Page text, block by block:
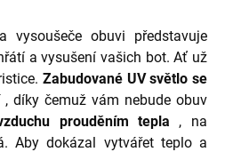
vysoušeče obuvi představuje
a vysušení vašich bot. Ať už
Zabudované UV světlo se
, díky čemuž vám nebude obuv
prouděním tepla
, na
Aby dokázal vytvářet teplo a